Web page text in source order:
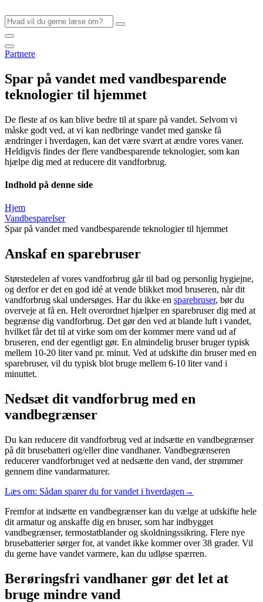
til
indhold
Partnere
Spar på vandet med vandbesparende
teknologier til hjemmet
De fleste af os kan blive bedre til at spare på vandet. Selvom vi
måske godt ved, at vi kan nedbringe vandet med ganske få
ændringer i hverdagen, kan det være svært at ændre vores vaner.
Heldigvis findes der flere vandbesparende teknologier, som kan
hjælpe dig med at reducere dit vandforbrug.
Indhold på denne side
Hjem
Vandbesparelser
Spar på vandet med vandbesparende teknologier til hjemmet
Anskaf en sparebruser
Størstedelen af vores vandforbrug går til bad og personlig hygiejne,
og derfor er det en god idé at vende blikket mod bruseren, når dit
vandforbrug skal undersøges. Har du ikke en sparebruser, bør du
overveje at få en. Helt overordnet hjælper en sparebruser dig med at
begrænse dig vandforbrug. Det gør den ved at blande luft i vandet,
hvilket får det til at virke som om der kommer mere vand ud af
bruseren, end der egentligt gør. En almindelig bruser bruger typisk
mellem 10-20 liter vand pr. minut. Ved at udskifte din bruser med en
sparebruser, vil du typisk blot bruge mellem 6-10 liter vand i
minuttet.
Nedsæt dit vandforbrug med en
vandbegrænser
Du kan reducere dit vandforbrug ved at indsætte en vandbegrænser
på dit brusebatteri og/eller dine vandhaner. Vandbegrænseren
reducerer vandforbruget ved at nedsætte den vand, der strømmer
gennem dine vandarmaturer.
Læs om: Sådan sparer du for vandet i hverdagen→
Fremfor at indsætte en vandbegrænser kan du vælge at udskifte hele
dit armatur og anskaffe dig en bruser, som har indbygget
vandbegrænser, termostatblander og skoldningssikring. Flere nye
brusebatterier sørger for, at vandet ikke kommer over 38 grader. Vil
du gerne have vandet varmere, kan du udløse spærren.
Berøringsfri vandhaner gør det let at
bruge mindre vand